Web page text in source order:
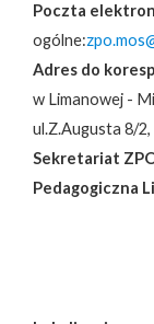
Poczta
ogólne:
Adres do
w Limanowej -
ul.Z.Augusta 8/
Sekretariat
Pedagogiczna